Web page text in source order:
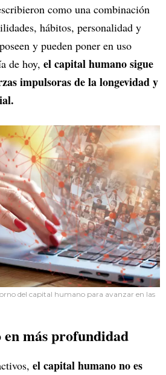
como una combinación
hábitos, personalidad y
y pueden poner en uso
de hoy, el capital humano sigue
impulsoras de la longevidad y
del capital humano para avanzar en las
más profundidad
el capital humano no es